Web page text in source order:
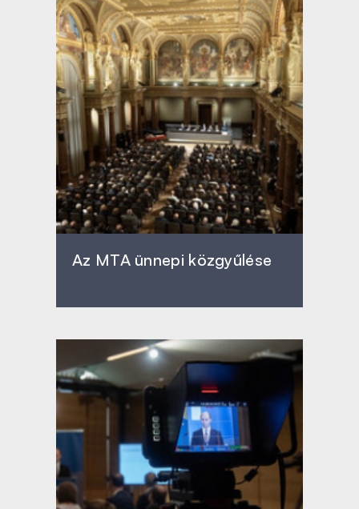
Az MTA ünnepi közgyűlése